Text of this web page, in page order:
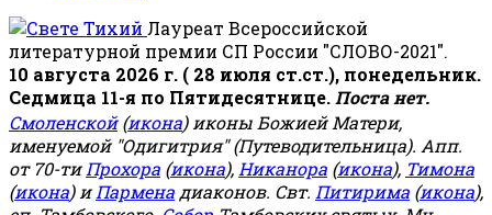
Лауреат Всероссийской
литературной премии СП России "СЛОВО-2021".
10 августа 2026 г. ( 28 июля ст.ст.), понедельник.
Седмица 11-я по Пятидесятнице. Поста нет.
Смоленской(икона) иконы Божией Матери,
именуемой "Одигитрия" (Путеводительница). Апп.
от 70-тиПрохора (икона), Никанора (икона), Тимона
(икона) иПармена диаконов. Свт. Питирима (икона),